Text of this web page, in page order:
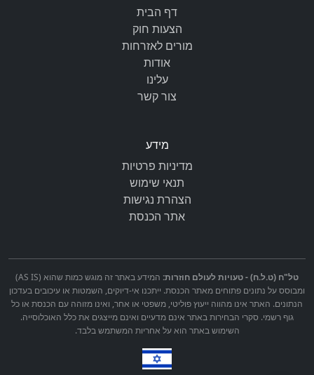
דף הבית
הצעות חוק
מורים לאזרחות
אודות
עלינו
צור קשר
מידע
מדיניות פרטיות
תנאי שימוש
הצהרת נגישות
אתר הכנסת
טל"ח (ט.ל.ח) - טעויות לעולם חוזרות:
המידע באתר זה מוגש כמות שהוא (AS IS)
ומבוסס על נתונים פתוחים מאתר הכנסת. ייתכנו אי-דיוקים, השמטות או עיכובים בעדכון
הנתונים. האתר אינו מהווה ייעוץ פוליטי, משפטי או אחר, ואינו מזוהה עם הכנסת או כל
גוף רשמי. סקרי הבחירות באתר אינם מדעיים ואינם מייצגים את כלל האוכלוסייה.
השימוש באתר הוא על אחריות המשתמש בלבד.